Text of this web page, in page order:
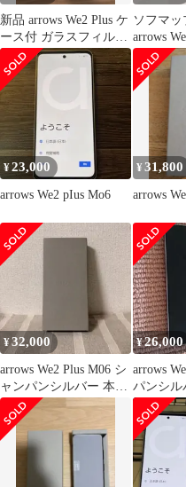
新品 arrows We2 Plus ケ
ース付 ガラスフィルム
付
ソフマッ
arrows
256GB
【262】
¥23,000
arrows We2 pIus Mo6
¥31,800
arrows
¥32,000
arrows We2 Plus M06 シ
ャンパンシルバー 本体
RAM12GB
¥26,000
arrows
パンシル